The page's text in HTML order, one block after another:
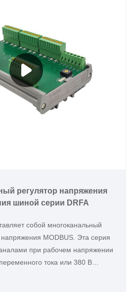
регулятор напряжения
шиной серии DRFA
собой многоканальный
MODBUS. Эта серия
при рабочем напряжении
тока или 380 В